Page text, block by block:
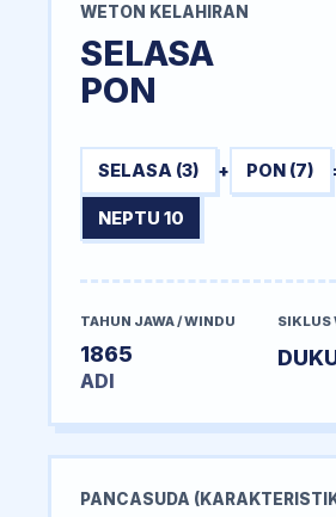
WETON KELAHIRAN
SELASA
PON
SELASA (3) + PON (7)
NEPTU 10
TAHUN JAWA / WINDU
1865
ADI
SIKLUS
PANCASUDA